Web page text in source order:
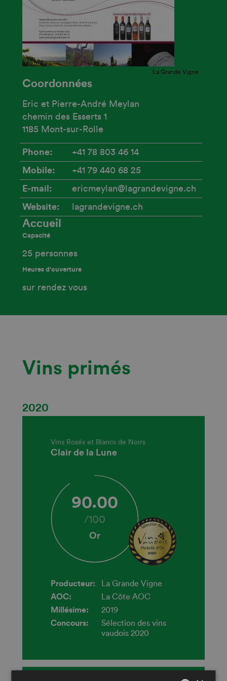
La Grande Vigne
Coordonnées
Eric et Pierre-André Meylan
chemin des Esserts 1
1185 Mont-sur-Rolle
Phone +41 78 803 46 14
Mobile +41 79 440 68 25
E-mail ericmeylan@lagrandevigne.ch
Website lagrandevigne.ch
Accueil
Capacité
25 personnes
Heures d'ouverture
sur rendez vous
Vins primés
2020
Vins Rosés et Blancs de Noirs
Clair de la Lune
90.00
/100
Or
2020
Producteur:
La Grande Vigne
AOC:
La Côte AOC
Millésime:
2019
Concours:
Sélection des vins
vaudois 2020